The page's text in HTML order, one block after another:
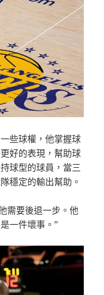
些球權，他掌握球
好的表現，幫助球
球型的球員，當三
穩定的輸出幫助。
需要後退一步。他
一件壞事。”